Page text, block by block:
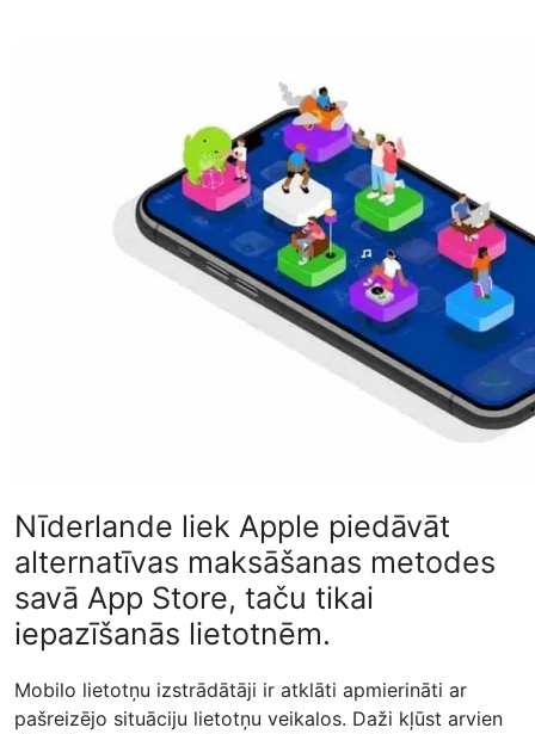
Nīderlande liek Apple piedāvāt
alternatīvas maksāšanas metodes
savā App Store, taču tikai
iepazīšanās lietotnēm.
Mobilo lietotņu izstrādātāji ir atklāti apmierināti ar
pašreizējo situāciju lietotņu veikalos. Daži kļūst arvien